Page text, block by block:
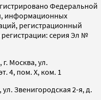
Федеральной
информационных
регистрационный
серия Эл №
Москва, ул.
4, пом. X, ком. 1
Звенигородская 2-я, д.